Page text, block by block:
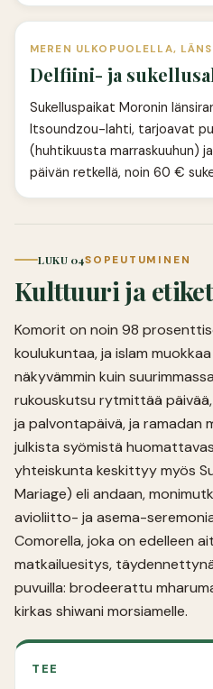
MEREN ULKOPUOLELLA,
Delfiini- ja
Sukelluspaikat Moronin
Itsoundzou-lahti, tarjoavat
(huhtikuusta marraskuuhun)
päivän retkellä, noin 60 €
LUKU 04SOPEUTUMINEN
Kulttuuri ja
Komorit on noin 98
koulukuntaa, ja islam
näkyvämmin kuin
rukouskutsu rytmittää
ja palvontapäivä, ja ramadan
julkista syömistä
yhteiskunta keskittyy myös
Mariage) eli andaan,
avioliitto- ja asema-
Comorella, joka on edelleen
matkailuesitys, täydennettynä
puvuilla: brodeerattu
kirkas shiwani morsiamelle.
TEE